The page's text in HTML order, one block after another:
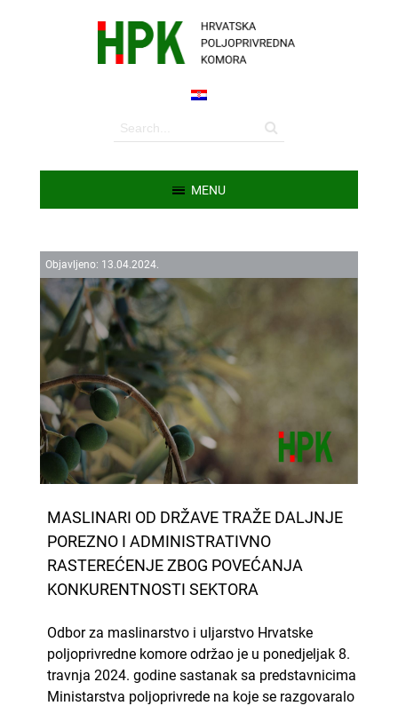
MENU
Objavljeno: 13.04.2024.
MASLINARI OD DRŽAVE TRAŽE DALJNJE
POREZNO I ADMINISTRATIVNO
RASTEREĆENJE ZBOG POVEĆANJA
KONKURENTNOSTI SEKTORA
Odbor za maslinarstvo i uljarstvo Hrvatske
poljoprivredne komore održao je u ponedjeljak 8.
travnja 2024. godine sastanak sa predstavnicima
Ministarstva poljoprivrede na koje se razgovaralo